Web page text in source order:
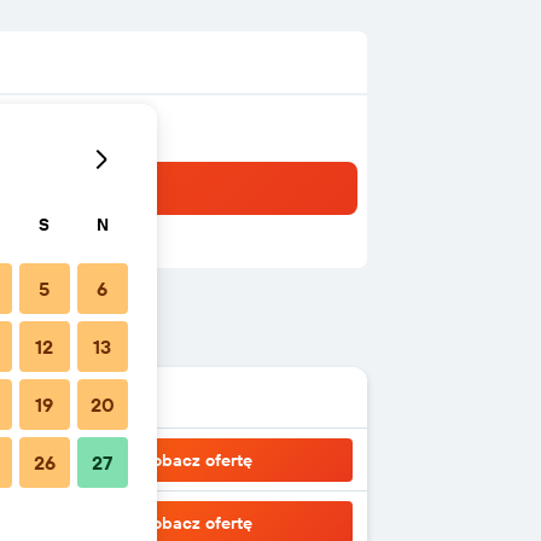
Zobacz ofertę
Zobacz ofertę
S N
5 6
12 13
19 20
26 27